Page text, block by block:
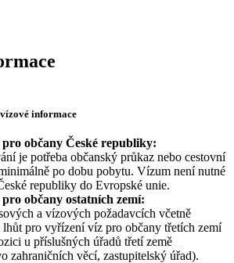
informace
občany České republiky:
je potřeba občanský průkaz nebo cestovní
po dobu pobytu. Vízum není nutné
republiky do Evropské unie.
občany ostatních zemí:
a vízových požadavcích včetně
pro vyřízení víz pro občany třetích zemí
u příslušných úřadů třetí země
zahraničních věcí, zastupitelský úřad).